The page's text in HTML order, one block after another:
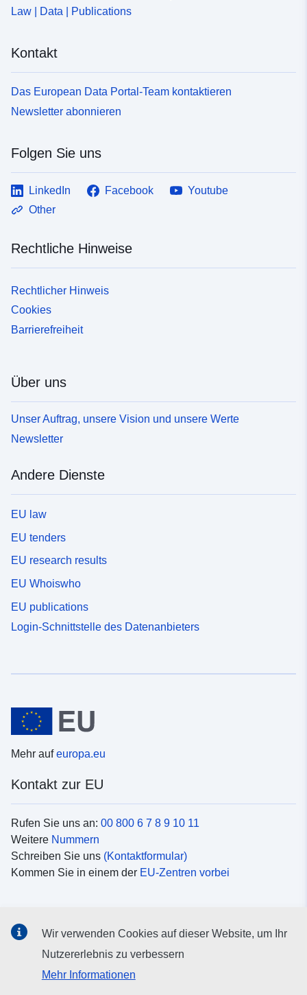
Law | Data | Publications
Kontakt
Das European Data Portal-Team kontaktieren
Newsletter abonnieren
Folgen Sie uns
LinkedIn Facebook
Youtube
Other
Rechtliche Hinweise
Rechtlicher Hinweis
Cookies
Barrierefreiheit
Über uns
Unser Auftrag, unsere Vision und unsere Werte
Newsletter
Andere Dienste
EU law
EU tenders
EU research results
EU Whoiswho
EU publications
Login-Schnittstelle des Datenanbieters
Mehr aufeuropa.eu
Kontakt zur EU
Rufen Sie uns an: 00 800 6 7 8 9 10 11
Weitere Nummern
Schreiben Sie uns (Kontaktformular)
Kommen Sie in einem der EU-Zentren vorbei
Suche nach EUSocial-Media-Kanäle
Wir verwenden Cookies auf dieser Website, um Ihr
Nutzererlebnis zu verbessern
Mehr Informationen